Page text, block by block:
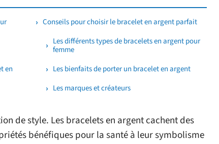
en
Conseils pour choisir le bracelet en argent parfait
Les différents types de bracelets en argent pour
femme
Les bienfaits de porter un bracelet en argent
Les marques et créateurs
de style. Les bracelets en argent cachent des
bénéfiques pour la santé à leur symbolisme